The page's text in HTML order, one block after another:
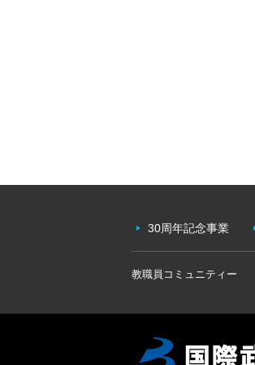
30周年記念事業
教職員コミュニティー